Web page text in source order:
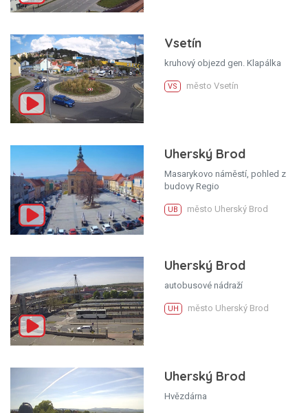
Vsetín
kruhový objezd gen. Klapálka
VS město Vsetín
Uherský Brod
Masarykovo náměstí, pohled z
budovy Regio
UB město Uherský Brod
Uherský Brod
autobusové nádraží
UH město Uherský Brod
Uherský Brod
Hvězdárna